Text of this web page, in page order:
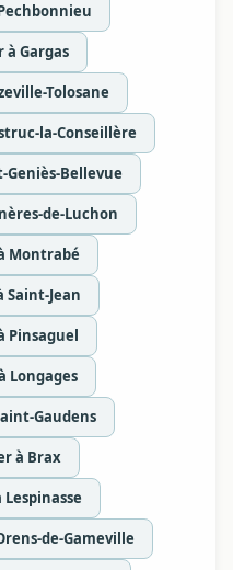
à Gargas
Tolosane
la-Conseillère
Geniès-Bellevue
de-Luchon
Montrabé
Saint-Jean
Pinsaguel
Longages
Gaudens
à Brax
de-Gameville